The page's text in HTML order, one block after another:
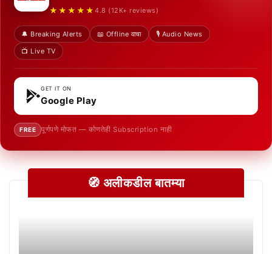
★★★★★ 4.8 (12K+ reviews)
🔔 Breaking Alerts 📖 Offline वाचा
🎙️ Audio News
📺 Live TV
GET IT ON
Google Play
FREE पूर्णपणे मोफत — कोणतेही Subscription नाही
🧭 अलीकडील बातम्या